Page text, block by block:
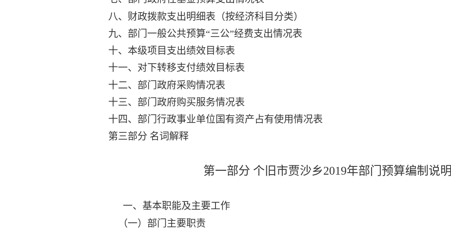
八、财政拨款支出明细表（按经济科目分类）
九、部门一般公共预算“三公”经费支出情况表
十、本级项目支出绩效目标表
十一、对下转移支付绩效目标表
十二、部门政府采购情况表
十三、部门政府购买服务情况表
十四、部门行政事业单位国有资产占有使用情况表
第三部分 名词解释
第一部分 个旧市贾沙乡2019年部门预算编制说明
一、基本职能及主要工作
（一）部门主要职责